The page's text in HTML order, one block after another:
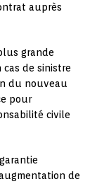
auprès
grande
de sinistre
du nouveau
pour
civile
de